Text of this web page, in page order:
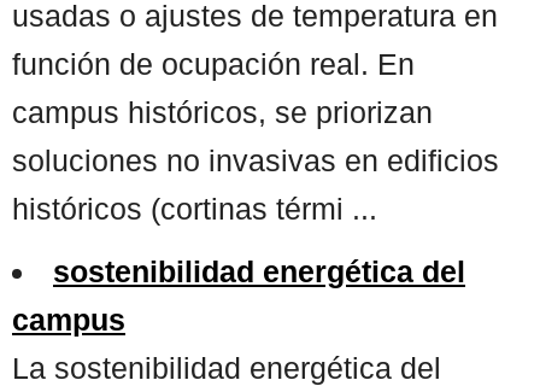
usadas o ajustes de temperatura en
función de ocupación real. En
campus históricos, se priorizan
soluciones no invasivas en edificios
históricos (cortinas térmi ...
sostenibilidad energética del
campus
La sostenibilidad energética del